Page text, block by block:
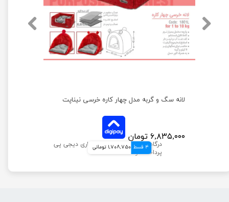
لانه سگ و گربه مدل چهار کاره خرسی نیناپت
۶,۸۳۵,۰۰۰ تومان
4 قسط 1,708,750 تومانی